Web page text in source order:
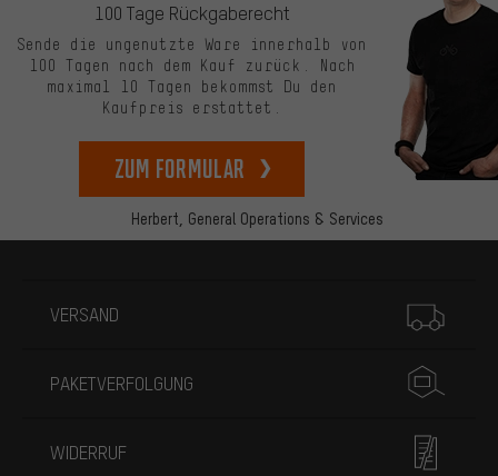
Herbert, General Operations & Services
100 Tage Rückgaberecht
Sende die ungenutzte Ware innerhalb von
100 Tagen nach dem Kauf zurück. Nach
maximal 10 Tagen bekommst Du den
Kaufpreis erstattet.
zum Formular
VERSAND
PAKETVERFOLGUNG
WIDERRUF